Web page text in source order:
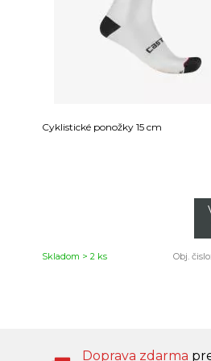
Cyklistické ponožky 15 cm
Skladom > 2 ks Obj. čislo:
Doprava zdarma